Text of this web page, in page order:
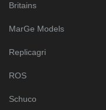
Britains
MarGe Models
Replicagri
ROS
Schuco